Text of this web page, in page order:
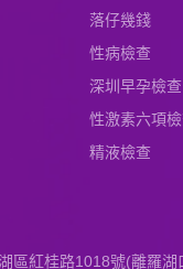
落仔幾錢
性病檢查
深圳早孕檢查
性激素六項
精液檢查
區紅桂路1018號(離羅湖